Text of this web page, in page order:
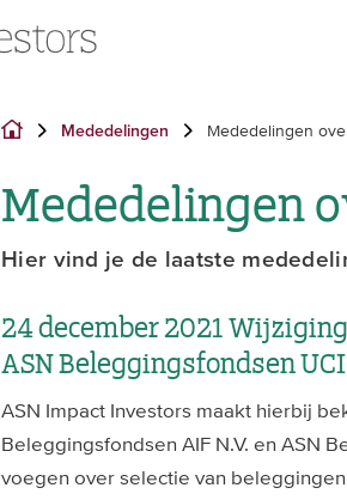
Mededelingen Mededelingen
Mededelingen
Hier vind je de laatste
24 december 2021
ASN Beleggingsfondsen
ASN Impact Investors maakt hierbij
Beleggingsfondsen AIF N.V. en ASN
voegen over selectie van